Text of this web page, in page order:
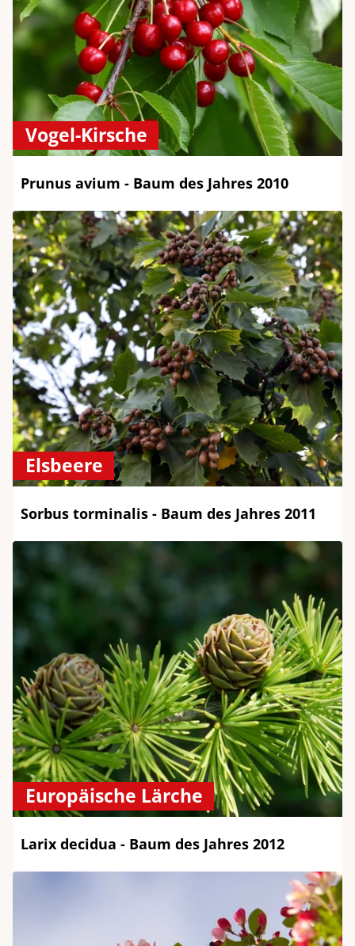
Vogel-Kirsche
Prunus avium - Baum des Jahres 2010
Elsbeere
Sorbus torminalis - Baum des Jahres 2011
Europäische Lärche
Larix decidua - Baum des Jahres 2012